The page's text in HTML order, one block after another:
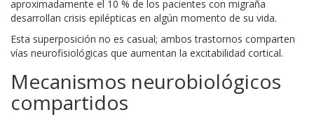
aproximadamente el 10 % de los pacientes con migraña
desarrollan crisis epilépticas en algún momento de su vida.
Esta superposición no es casual; ambos trastornos comparten
vías neurofisiológicas que aumentan la excitabilidad cortical.
Mecanismos neurobiológicos
compartidos